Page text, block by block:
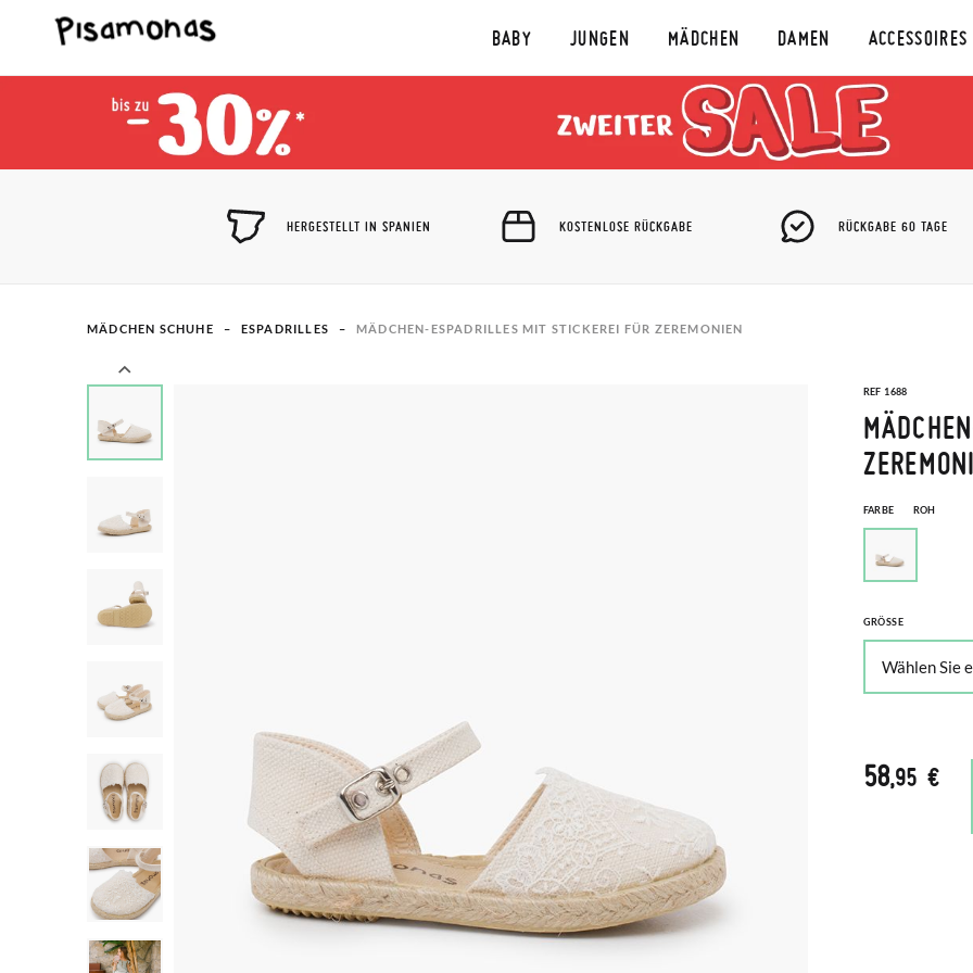
BABY JUNGEN MÄDCHEN DAMEN ACCESSOIRES
HERGESTELLT IN SPANIEN KOSTENLOSE RÜCKGABE RÜCKGABE 60 TAGE
MÄDCHEN SCHUHE ESPADRILLES​ MÄDCHEN-ESPADRILLES MIT STICKEREI FÜR ZEREMONIEN
REF 1688
FARBE ROH
GRÖSSE
58,95 €